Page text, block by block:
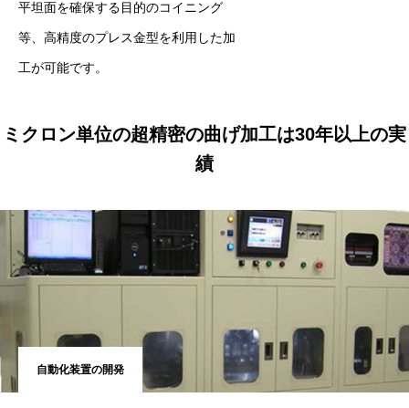
平坦面を確保する目的のコイニング
等、高精度のプレス金型を利用した加
工が可能です。
ミクロン単位の超精密の曲げ加工は30年以上の実
績
自動化装置の開発